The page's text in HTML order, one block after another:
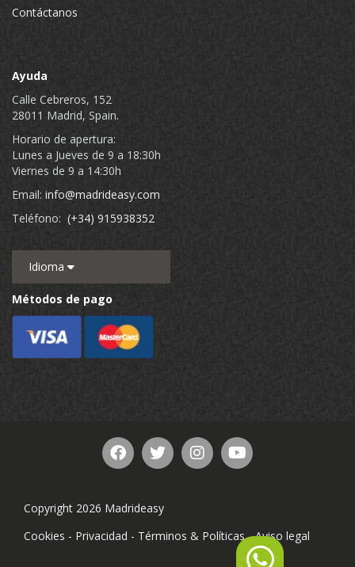
Contáctanos
Ayuda
Calle Cebreros, 152
28011 Madrid, Spain.
Horario de apertura:
Lunes a Jueves de 9 a 18:30h
Viernes de 9 a 14:30h
Email: info@madrideasy.com
Teléfono: (+34) 915938352
Idioma
Métodos de pago
Copyright 2026 Madrideasy
Cookies - Privacidad - Términos & Políticas-Aviso legal